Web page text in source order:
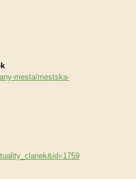
mesta/mestska-